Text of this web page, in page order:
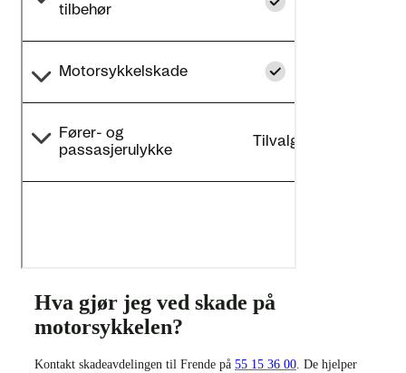
Hva gjør jeg ved skade på
motorsykkelen?
Kontakt skadeavdelingen til Frende på 55 15 36 00. De hjelper